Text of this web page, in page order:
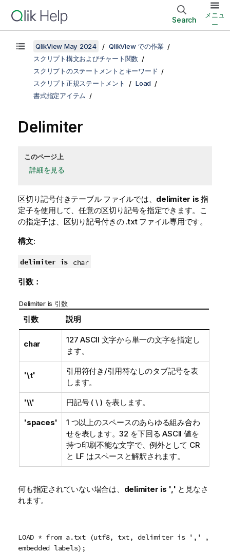
Search
メニュ
ー
QlikView May 2024
QlikView での作業
スクリプト構文およびチャート関数
スクリプトのステートメントとキーワード
スクリプト正規ステートメント
Load
書式指定アイテム
Delimiter
このページ上
詳細を見る
区切り記号付きテーブル ファイルでは、 delimiter is 指
定子を使用して、任意の区切り記号を指定できます。こ
の指定子は、区切り記号付きの .txtファイル専用です。
構文:
delimiter is char
引数：
Delimiter is 引数
引数 説明
char 127 ASCII 文字から単一の文字を指定し
ます。
'\t'
引用符付き/引用符なしのタブ記号を表
します。
'\\' 円記号 ( \ ) を表します。
'spaces'
1 つ以上のスペースのあらゆる組み合わ
せを表します。32 を下回るASCII 値を
持つ印刷不能な文字で、例外として CR
と LF はスペースと解釈されます。
何も指定されていない場合は、 delimiter is ',' と見なさ
れます。
LOAD * from a.txt (utf8, txt, delimiter is ',' ,
embedded labels);